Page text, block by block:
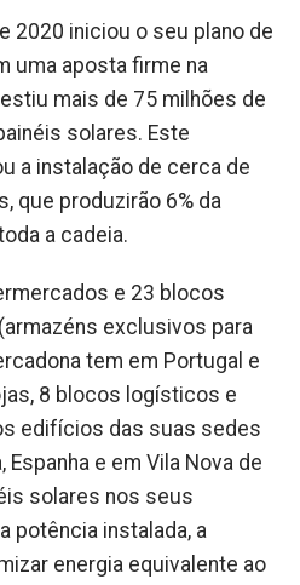
2020 iniciou o seu plano de
uma aposta firme na
mais de 75 milhões de
solares. Este
a instalação de cerca de
que produzirão 6% da
a cadeia.
e 23 blocos
exclusivos para
tem em Portugal e
8 blocos logísticos e
edifícios das suas sedes
Espanha e em Vila Nova de
solares nos seus
potência instalada, a
energia equivalente ao